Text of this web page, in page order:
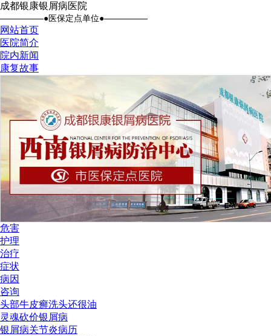
成都银康银屑病医院
●医保定点单位●
网站首页
医院简介
院内新闻
康复故事
危害
护理
治疗
症状
病因
咨询
头部牛皮癣洗头还很油
灵魂砍价银屑病
银屑病关节炎病历